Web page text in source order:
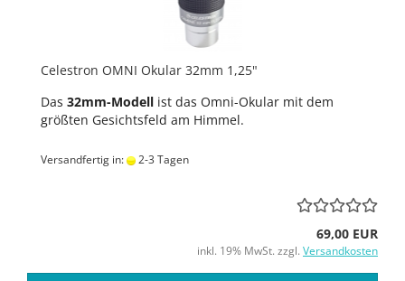
Celestron OMNI Okular 32mm 1,25"
Das 32mm-Modell ist das Omni-Okular mit dem
größten Gesichtsfeld am Himmel.
Versandfertig in: 2-3 Tagen
69,00 EUR
inkl. 19% MwSt. zzgl. Versandkosten